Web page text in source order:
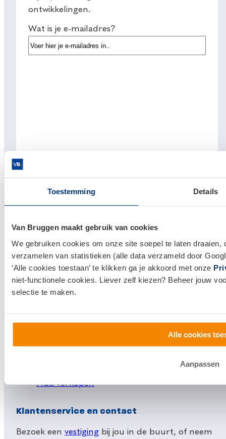
Toestemming Details
Van Bruggen maakt gebruik van cookies
We gebruiken cookies om onze site soepel te laten
verzamelen van statistieken (alle data verzameld door
‘Alle cookies toestaan’ te klikken ga je akkoord met onze
niet-functionele cookies. Liever zelf kiezen? Beheer jouw
selectie te maken.
Alle cookies
Aanpassen
ontwikkelingen.
Wat is je e-mailadres?
Links
Hypotheken
Hypotheek afsluiten
Makelaardij
Huis verkopen
Klantenservice en contact
Bezoek een vestiging bij jou in de buurt, of neem